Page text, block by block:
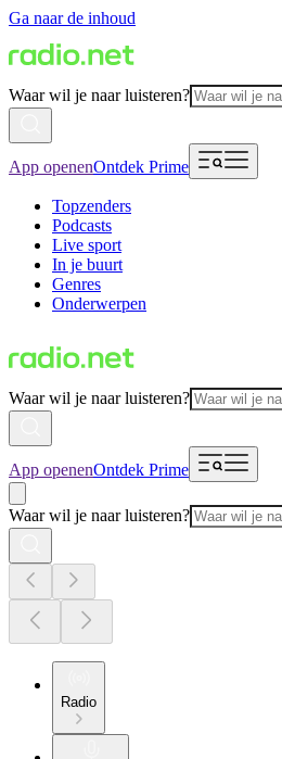
Ga naar de inhoud
Waar wil je naar luisteren?
App openenOntdek Prime
Topzenders
Podcasts
Live sport
In je buurt
Genres
Onderwerpen
Waar wil je naar luisteren?
App openenOntdek Prime
Waar wil je naar luisteren?
Radio